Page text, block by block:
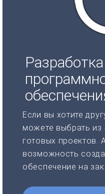
Разработка
Если вы хотите
можете выбрать из
готовых проектов.
возможность
обеспечение на